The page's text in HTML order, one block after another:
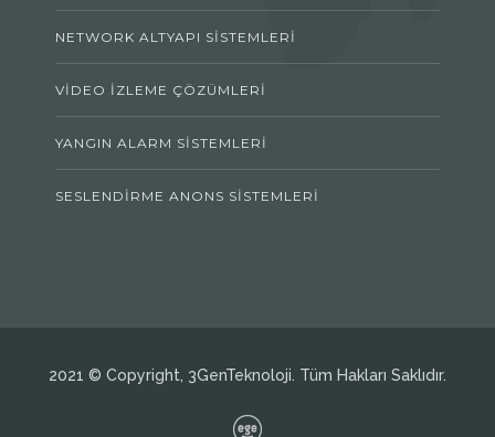
NETWORK ALTYAPI SISTEMLERI
VIDEO İZLEME ÇÖZÜMLERI
YANGIN ALARM SISTEMLERI
SESLENDIRME ANONS SISTEMLERI
2021 © Copyright, 3GenTeknoloji. Tüm Hakları Saklıdır.